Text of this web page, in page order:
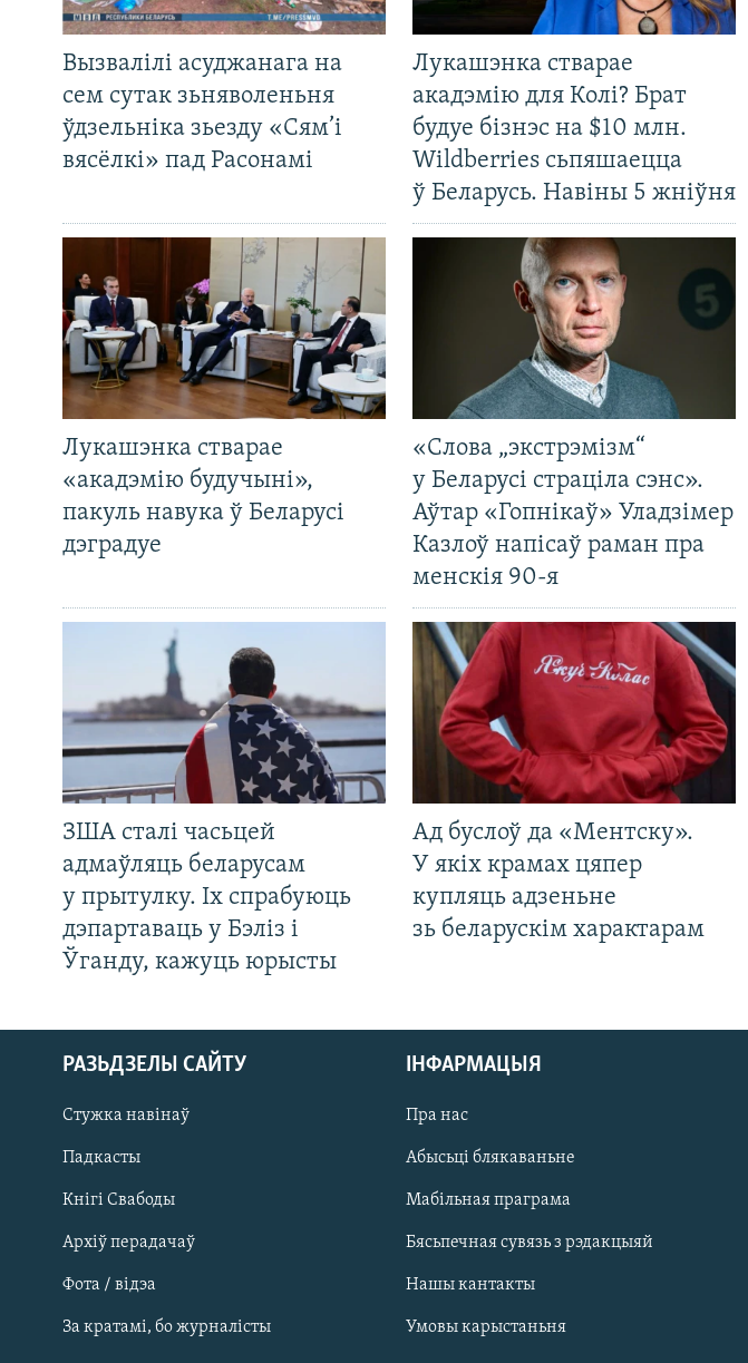
САЧЫЦЕ ЗА АБНАЎЛЕНЬНЯМІ
Вызвалілі асуджанага на
сем сутак зьняволеньня
ўдзельніка зьезду «Сям’і
вясёлкі» пад Расонамі
Лукашэнка стварае
акадэмію для Колі? Брат
будуе бізнэс на $10 млн.
Wildberries сьпяшаецца
ў Беларусь. Навіны 5 жніўня
Лукашэнка стварае
«акадэмію будучыні»,
пакуль навука ў Беларусі
дэградуе
«Слова „экстрэмізм“
у Беларусі страціла сэнс».
Аўтар «Гопнікаў» Уладзімер
Казлоў напісаў раман пра
менскія 90-я
ЗША сталі часьцей
адмаўляць беларусам
у прытулку. Іх спрабуюць
дэпартаваць у Бэліз і
Ўганду, кажуць юрысты
Ад буслоў да «Ментску».
У якіх крамах цяпер
купляць адзеньне
зь беларускім характарам
РАЗЬДЗЕЛЫ САЙТУ
Стужка навінаў
Падкасты
Кнігі Свабоды
Архіў перадачаў
Фота / відэа
За кратамі, бо журналісты
ІНФАРМАЦЫЯ
Пра нас
Абысьці блякаваньне
Мабільная праграма
Бясьпечная сувязь з рэдакцыяй
Нашы кантакты
Умовы карыстаньня